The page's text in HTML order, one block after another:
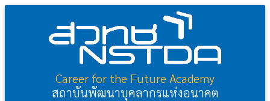
Career for the Future Academy
สถาบันพัฒนาบุคลากรแห่งอนาคต